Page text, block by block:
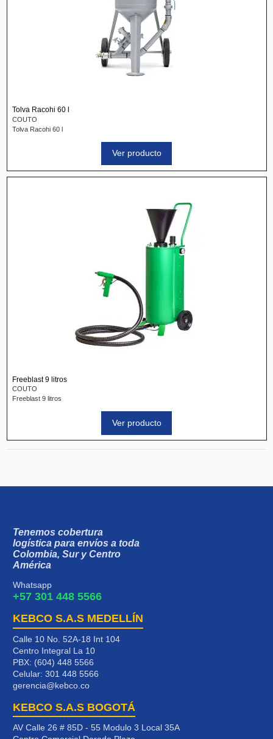
Tolva Racohi 60 l
COUTO
Tolva Racohi 60 l
Ver producto
Freeblast 9 litros
COUTO
Freeblast 9 litros
Ver producto
Tenemos cobertura
logística para envíos a toda
Colombia, Sur y Centro
América
Whatsapp
+57 301 448 5566
KEBCO S.A.S MEDELLÍN
Calle 10 No. 52A-18 Int 104
Centro Integral La 10
PBX: (604) 448 5566
Celular: 301 448 5566
gerencia@kebco.co
KEBCO S.A.S BOGOTÁ
AV Calle 26 # 85D - 55 Modulo 3 Local 35A